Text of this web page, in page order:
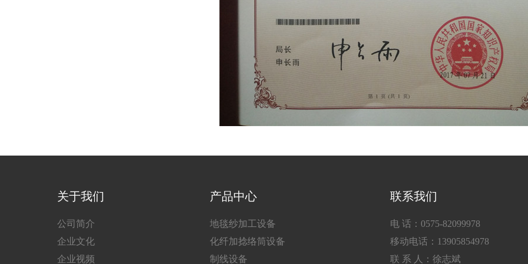
关于我们
公司简介
企业文化
企业视频
产品中心
地毯纱加工设备
化纤加捻络筒设备
制线设备
联系我们
电 话：0575-82099978
移动电话：13905854978
联 系 人：徐志斌